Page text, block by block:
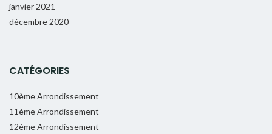
janvier 2021
décembre 2020
CATÉGORIES
10ème Arrondissement
11ème Arrondissement
12ème Arrondissement